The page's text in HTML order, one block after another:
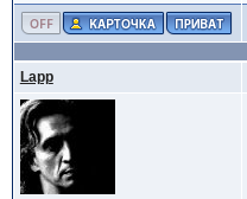
Lapp